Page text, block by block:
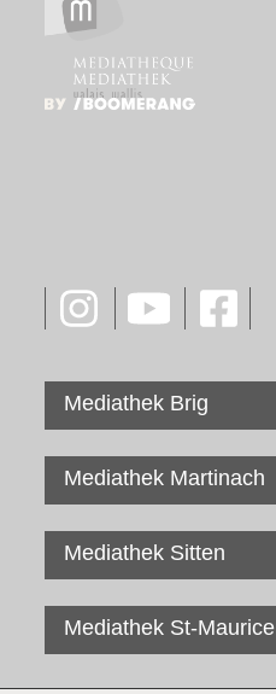
Mediathek Brig
Mediathek Martinach
Mediathek Sitten
Mediathek St-Maurice